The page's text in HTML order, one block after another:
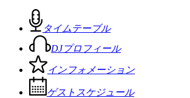
タイムテーブル
DJプロフィール
インフォメーション
ゲストスケジュール